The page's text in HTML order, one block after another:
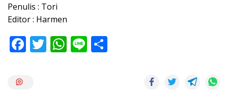
Penulis : Tori
Editor : Harmen
F T W Li